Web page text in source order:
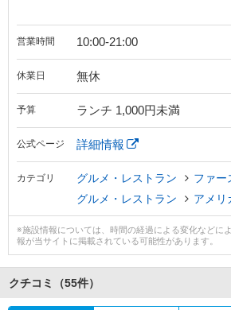
営業時間 10:00-21:00
休業日 無休
予算 ランチ 1,000円未満
公式ページ 詳細情報
カテゴリ グルメ・レストラン
ファー
グルメ・レストラン
アメリ
※施設情報については、時間の経過による変化などに
報が当サイトに掲載されている可能性があります。
クチコミ （55件）